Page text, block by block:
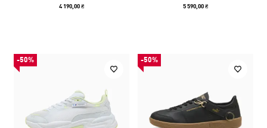
4 190,00 ₴ 5 590,00 ₴
-50% -50%